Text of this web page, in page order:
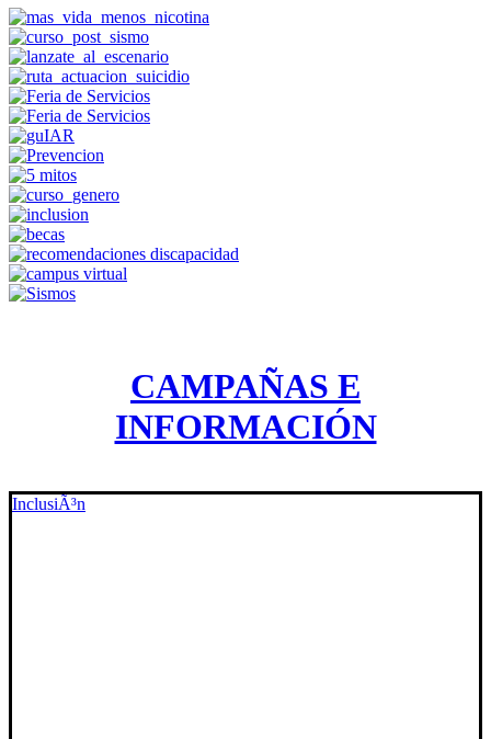
CAMPAÑAS E
INFORMACIÓN
InclusiÃ³n